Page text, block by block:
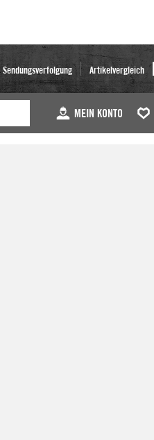
Sendungsverfolgung Artikelvergleich
MEIN KONTO